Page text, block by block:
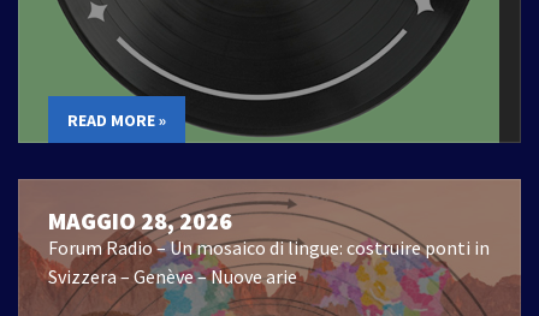
READ MORE »
MAGGIO 28, 2026
Forum Radio – Un mosaico di lingue: costruire ponti in
Svizzera – Genève – Nuove arie